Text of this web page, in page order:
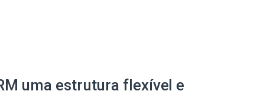
uma estrutura flexível e